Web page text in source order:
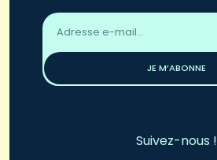
Adresse
email
JE M’ABONNE
Suivez-nous !